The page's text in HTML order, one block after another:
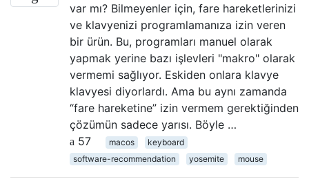
var mı? Bilmeyenler için, fare hareketlerinizi
ve klavyenizi programlamanıza izin veren
bir ürün. Bu, programları manuel olarak
yapmak yerine bazı işlevleri "makro" olarak
vermemi sağlıyor. Eskiden onlara klavye
klavyesi diyorlardı. Ama bu aynı zamanda
“fare hareketine” izin vermem gerektiğinden
çözümün sadece yarısı. Böyle …
57
macos
keyboard
software-recommendation
yosemite mouse